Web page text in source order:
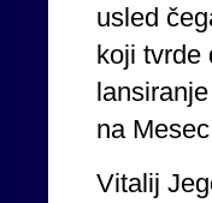
usled
koji tvrde
na
Vitalij